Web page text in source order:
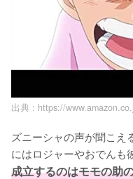
出典 : https://
ズニーシャの声が聞こえ
にはロジャーやおでんも
成立するのはモモの助